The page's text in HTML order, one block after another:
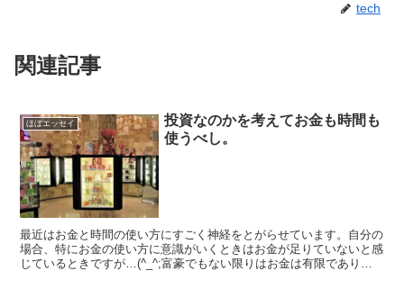
tech
関連記事
ほぼエッセイ
投資なのかを考えてお金も時間も
使うべし。
最近はお金と時間の使い方にすごく神経をとがらせています。自分の
場合、特にお金の使い方に意識がいくときはお金が足りていないと感
じているときですが…(^_^;富豪でもない限りはお金は有限であり、